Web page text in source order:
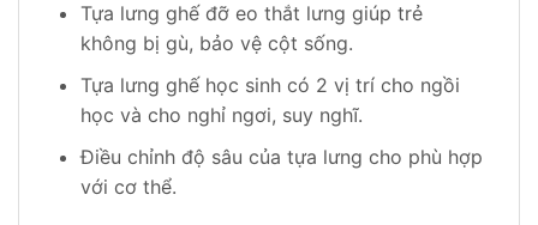
Tựa lưng ghế đỡ eo thắt lưng giúp trẻ
không bị gù, bảo vệ cột sống.
Tựa lưng ghế học sinh có 2 vị trí cho ngồi
học và cho nghỉ ngơi, suy nghĩ.
Điều chỉnh độ sâu của tựa lưng cho phù hợp
với cơ thể.